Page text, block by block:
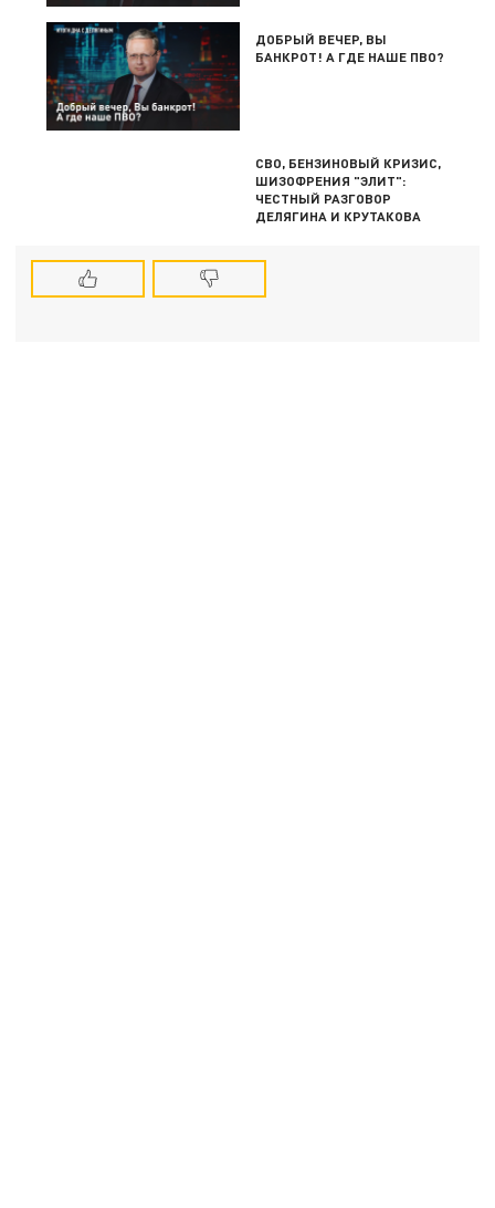
ДОБРЫЙ ВЕЧЕР, ВЫ
БАНКРОТ! А ГДЕ НАШЕ ПВО?
СВО, БЕНЗИНОВЫЙ КРИЗИС,
ШИЗОФРЕНИЯ "ЭЛИТ":
ЧЕСТНЫЙ РАЗГОВОР
ДЕЛЯГИНА И КРУТАКОВА